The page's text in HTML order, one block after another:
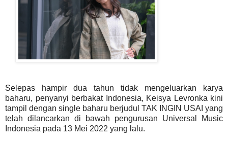
Selepas hampir dua tahun tidak mengeluarkan karya
baharu, penyanyi berbakat Indonesia, Keisya Levronka kini
tampil dengan single baharu berjudul TAK INGIN USAI yang
telah dilancarkan di bawah pengurusan Universal Music
Indonesia pada 13 Mei 2022 yang lalu.